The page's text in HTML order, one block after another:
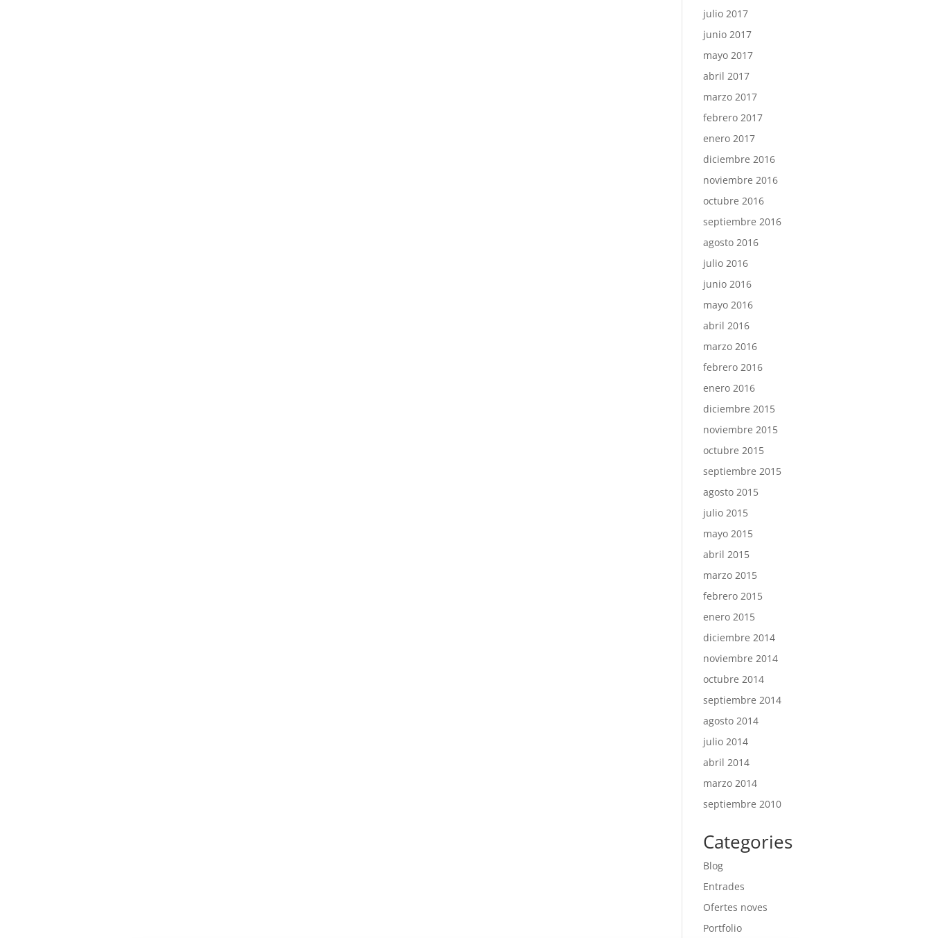
julio 2017
junio 2017
mayo 2017
abril 2017
marzo 2017
febrero 2017
enero 2017
diciembre 2016
noviembre 2016
octubre 2016
septiembre 2016
agosto 2016
julio 2016
junio 2016
mayo 2016
abril 2016
marzo 2016
febrero 2016
enero 2016
diciembre 2015
noviembre 2015
octubre 2015
septiembre 2015
agosto 2015
julio 2015
mayo 2015
abril 2015
marzo 2015
febrero 2015
enero 2015
diciembre 2014
noviembre 2014
octubre 2014
septiembre 2014
agosto 2014
julio 2014
abril 2014
marzo 2014
septiembre 2010
Categories
Blog
Entrades
Ofertes noves
Portfolio